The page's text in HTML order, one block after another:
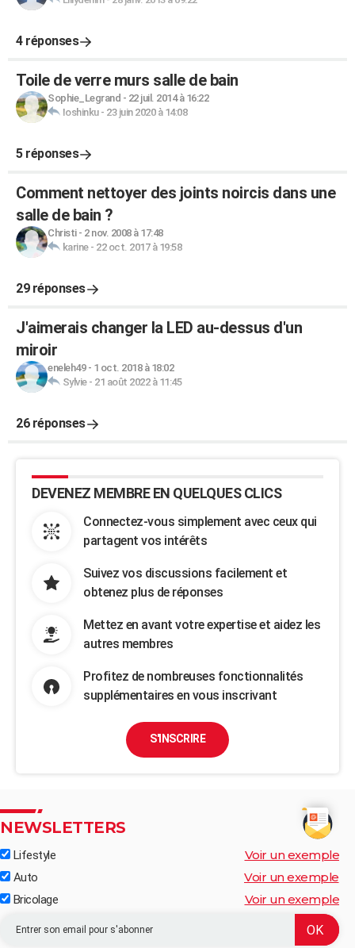
4 réponses
Toile de verre murs salle de bain
Sophie_Legrand - 22 juil. 2014 à 16:22
Ioshinku- 23 juin 2020 à 14:08
5 réponses
Comment nettoyer des joints noircis dans une
salle de bain ?
Christi- 2 nov. 2008 à 17:48
karine- 22 oct. 2017 à 19:58
29 réponses
J'aimerais changer la LED au-dessus d'un
miroir
eneleh49- 1 oct. 2018 à 18:02
Sylvie- 21 août 2022 à 11:45
26 réponses
DEVENEZ MEMBRE EN QUELQUES CLICS
Connectez-vous simplement avec ceux qui
partagent vos intérêts
Suivez vos discussions facilement et
obtenez plus de réponses
Mettez en avant votre expertise et aidez les
autres membres
Profitez de nombreuses fonctionnalités
supplémentaires en vous inscrivant
S'INSCRIRE
NEWSLETTERS
Lifestyle Voir un exemple
Auto Voir un exemple
Bricolage Voir un exemple